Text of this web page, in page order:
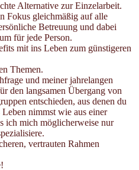
Alternative zur Einzelarbeit.
Fokus gleichmäßig auf alle
Betreuung und dabei
für jede Person.
mit ins Leben zum günstigeren
Themen.
und meiner jahrelangen
den langsamen Übergang von
entschieden, aus denen du
nimmst wie aus einer
ich mich möglicherweise nur
vertrauten Rahmen